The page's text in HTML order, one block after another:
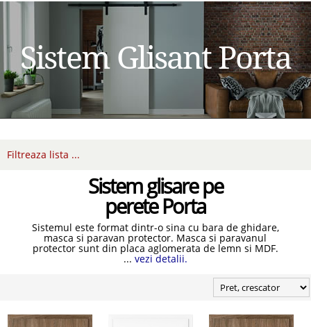
Sistem Glisant Porta
Filtreaza lista ...
Sistem glisare pe
perete Porta
Sistemul este format dintr-o sina cu bara de ghidare,
masca si paravan protector. Masca si paravanul
protector sunt din placa aglomerata de lemn si MDF.
... vezi detalii.